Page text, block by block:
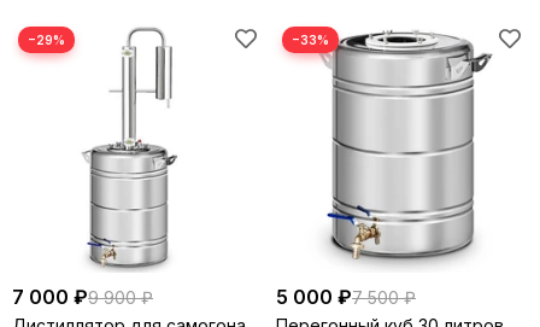
−29%
7 000 ₽9 900 ₽
−33%
5 000 ₽7 500 ₽